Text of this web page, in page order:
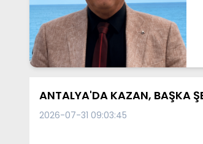
ANTALYA'DA KAZAN, BAŞKA
2026-07-31 09:03:45